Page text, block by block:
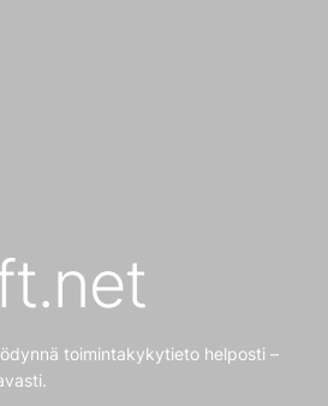
toimintakykytieto helposti –